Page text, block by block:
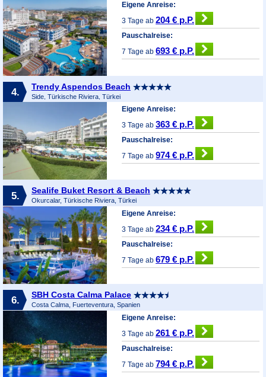
Eigene Anreise:
3 Tage ab204 € p.P.
Pauschalreise:
7 Tage ab693 € p.P.
4. Trendy Aspendos Beach
Side, Türkische Riviera, Türkei
Eigene Anreise:
3 Tage ab363 € p.P.
Pauschalreise:
7 Tage ab974 € p.P.
5. Sealife Buket Resort & Beach
Okurcalar, Türkische Riviera, Türkei
Eigene Anreise:
3 Tage ab234 € p.P.
Pauschalreise:
7 Tage ab679 € p.P.
6. SBH Costa Calma Palace
Costa Calma, Fuerteventura, Spanien
Eigene Anreise:
3 Tage ab261 € p.P.
Pauschalreise:
7 Tage ab 794 € p.P.